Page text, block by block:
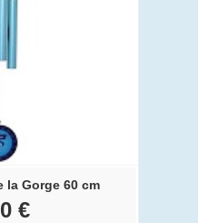
la Gorge 60 cm
€